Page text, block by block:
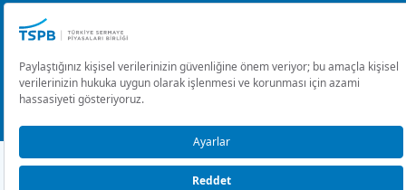
Türkiye Sermaye Piyasaları Birliği ⋅ Copyright © 2023
Çerez Ayarlarını Düzenle